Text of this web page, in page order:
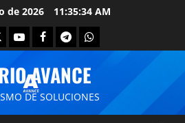
de 2026 11:35:34 AM
AVANCE
DE SOLUCIONES